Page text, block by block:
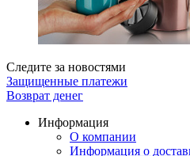
Следите за новостями
Защищенные платежи
Возврат денег
Информация
О компании
Информация о